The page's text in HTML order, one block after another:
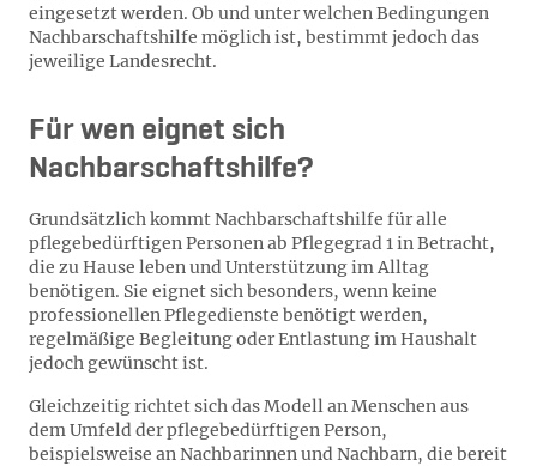
eingesetzt werden. Ob und unter welchen Bedingungen
Nachbarschaftshilfe möglich ist, bestimmt jedoch das
jeweilige Landesrecht.
Für wen eignet sich
Nachbarschaftshilfe?
Grundsätzlich kommt Nachbarschaftshilfe für alle
pflegebedürftigen Personen ab Pflegegrad 1 in Betracht,
die zu Hause leben und Unterstützung im Alltag
benötigen. Sie eignet sich besonders, wenn keine
professionellen Pflegedienste benötigt werden,
regelmäßige Begleitung oder Entlastung im Haushalt
jedoch gewünscht ist.
Gleichzeitig richtet sich das Modell an Menschen aus
dem Umfeld der pflegebedürftigen Person,
beispielsweise an Nachbarinnen und Nachbarn, die bereit